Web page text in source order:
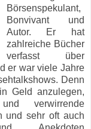
Börsenspekulant,
Bonvivant und
Autor. Er hat
zahlreiche Bücher
verfasst über
er war viele Jahre
Denn
Geld anzulegen,
verwirrende
und sehr oft auch